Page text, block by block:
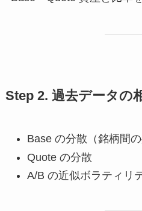
Step 2. 過去データの
Base の分散（銘柄間の
Quote の分散
A/B の近似ボラティリ